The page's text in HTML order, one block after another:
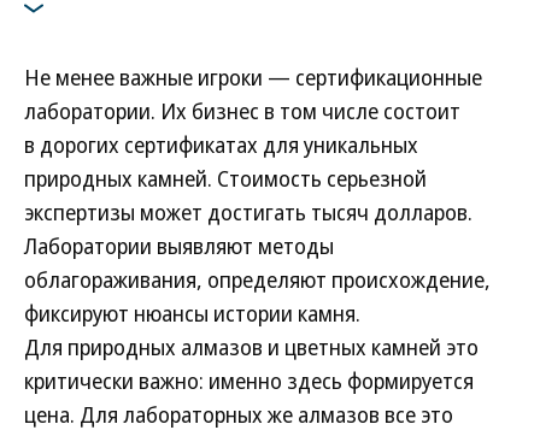
Не менее важные игроки — сертификационные
лаборатории. Их бизнес в том числе состоит
в дорогих сертификатах для уникальных
природных камней. Стоимость серьезной
экспертизы может достигать тысяч долларов.
Лаборатории выявляют методы
облагораживания, определяют происхождение,
фиксируют нюансы истории камня.
Для природных алмазов и цветных камней это
критически важно: именно здесь формируется
цена. Для лабораторных же алмазов все это